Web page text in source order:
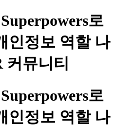
로
인정보 역할 나
커뮤니티
로
인정보 역할 나